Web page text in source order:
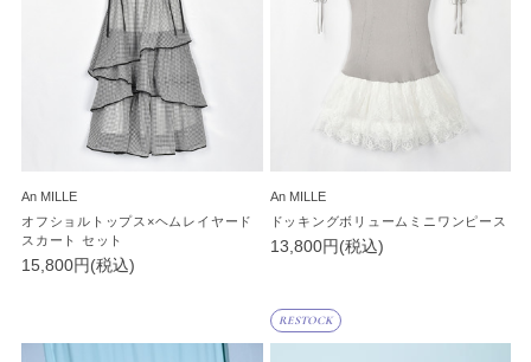
An MILLE
オフショルトップス×ヘムレイヤード
スカート セット
15,800円(税込)
An MILLE
ドッキングボリュームミニワンピース
13,800円(税込)
RESTOCK